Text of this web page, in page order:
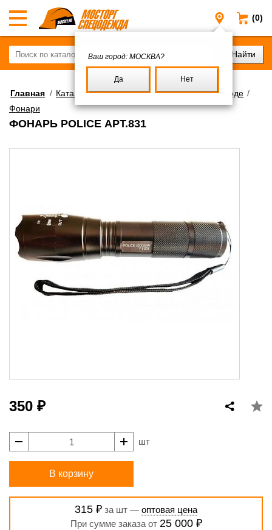
(0)
Москва
Ваш город: МОСКВА?
Да Нет
Главная / Каталог/Снаряжение для отдыха на природе /
Фонари
ФОНАРЬ POLICE АРТ.831
350 ₽
шт
В корзину
315 ₽ за шт — оптовая цена
При сумме заказа от 25 000 ₽